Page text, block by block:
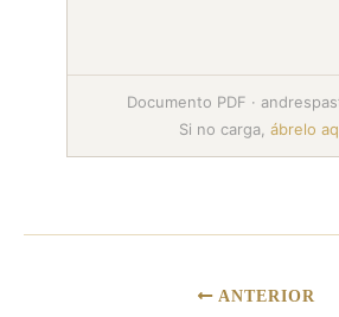
Documento PDF ·
Si no carga, ábrelo
ANTERIOR